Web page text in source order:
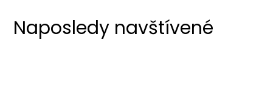
Naposledy navštívené